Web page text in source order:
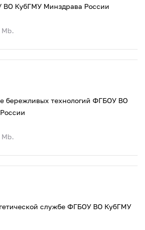
ВО КубГМУ Минздрава России
Mb.
бережливых технологий ФГБОУ ВО
Mb.
службе ФГБОУ ВО КубГМУ